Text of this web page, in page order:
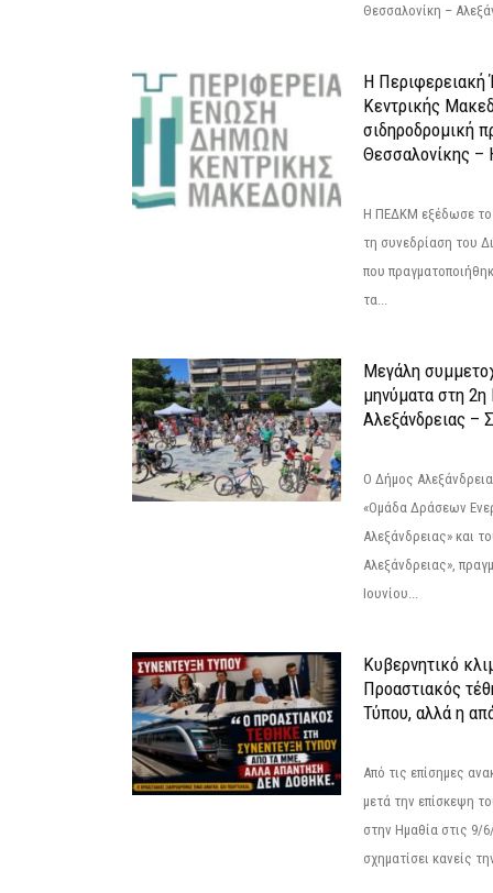
Θεσσαλονίκη –
Η
Κεντρικής
σιδηροδρομική
Θεσσαλονίκης –
Η ΠΕΔΚΜ εξέδωσε το
τη συνεδρίαση του
που
τα...
Μεγάλη
μηνύματα στη
Αλεξάνδρειας –
Ο Δήμος
«Ομάδα Δράσεων
Αλεξάνδρειας» και
Αλεξάνδρειας»,
Ιουνίου...
Κυβερνητικό
Προαστιακός
Τύπου, αλλά η
Από τις επίσημες
μετά την επίσκεψη
στην Ημαθία στις 9/
σχηματίσει κανείς